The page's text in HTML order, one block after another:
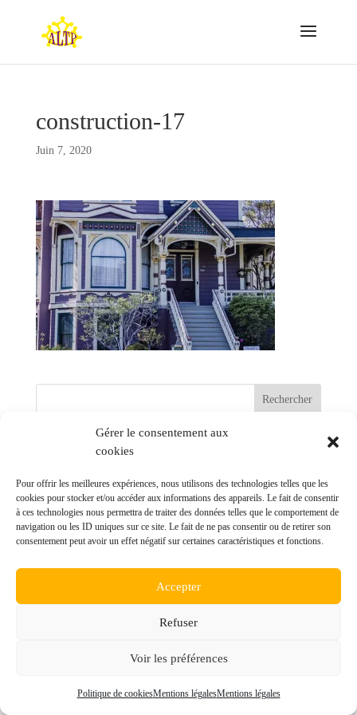
Gérer le consentement aux
cookies
Pour offrir les meilleures expériences, nous utilisons des technologies telles que les
cookies pour stocker et/ou accéder aux informations des appareils. Le fait de consentir
à ces technologies nous permettra de traiter des données telles que le comportement de
navigation ou les ID uniques sur ce site. Le fait de ne pas consentir ou de retirer son
consentement peut avoir un effet négatif sur certaines caractéristiques et fonctions.
Accepter
Refuser
Voir les préférences
Politique de cookiesMentions légalesMentions légales
construction-17
Juin 7, 2020
Commentaires récents
© ALTP Lauragais - RéalisationPOCA